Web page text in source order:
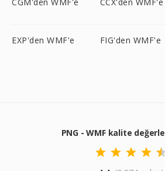
EXP'den WMF'e FIG'den WMF'e
PNG - WMF kalite